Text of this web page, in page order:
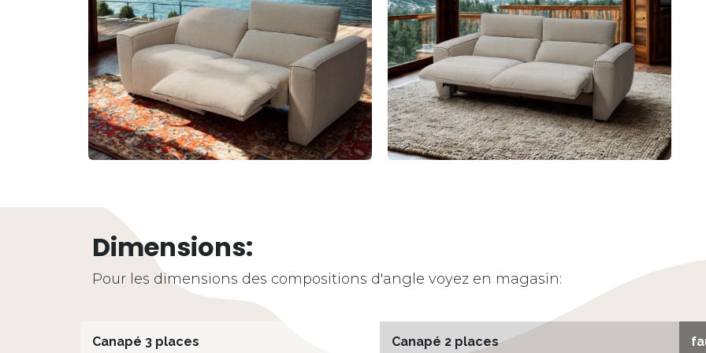
Dimensions:
Pour les dimensions des compositions d'angle voyez en magasin:
Canapé 3 places Canapé 2 places